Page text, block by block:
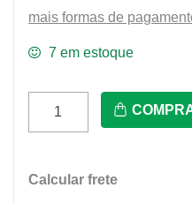
mais formas de
7 em estoque
-Calcular frete